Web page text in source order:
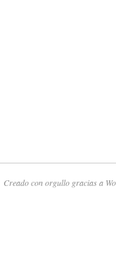
Creado con orgullo gracias a